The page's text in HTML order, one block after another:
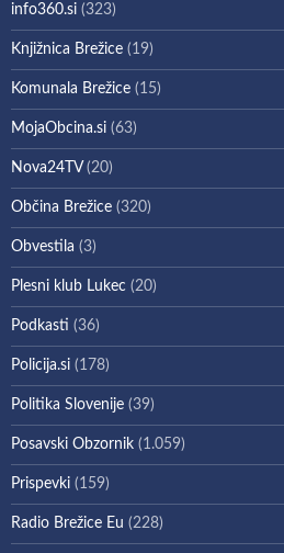
info360.si (323)
Knjižnica Brežice (19)
Komunala Brežice (15)
MojaObcina.si (63)
Nova24TV(20)
Občina Brežice (320)
Obvestila (3)
Plesni klub Lukec (20)
Podkasti (36)
Policija.si (178)
Politika Slovenije (39)
Posavski Obzornik (1.059)
Prispevki (159)
Radio Brežice Eu (228)